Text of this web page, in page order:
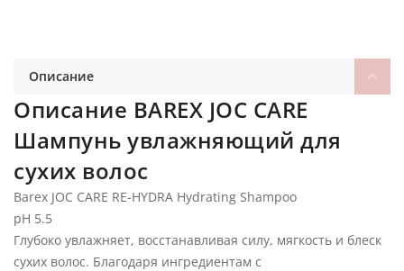
Описание
Описание BAREX JOC CARE
Шампунь увлажняющий для
сухих волос
Barex JOC CARE RE-HYDRA Hydrating Shampoo
pH 5.5
Глубоко увлажняет, восстанавливая силу, мягкость и блеск
сухих волос. Благодаря ингредиентам с